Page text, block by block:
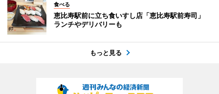
食べる
恵比寿駅前に立ち食いすし店「恵比寿駅前寿司」
ランチやデリバリーも
もっと見る